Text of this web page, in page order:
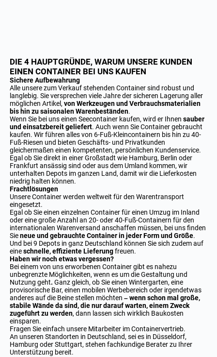
DIE 4 HAUPTGRÜNDE, WARUM UNSERE KUNDEN
EINEN CONTAINER BEI UNS KAUFEN
Sichere Aufbewahrung
Alle unsere zum Verkauf stehenden Container sind robust und
langlebig. Sie versprechen viele Jahre der sicheren Lagerung aller
möglichen Artikel, von Werkzeugen und Verbrauchsmaterialien
bis hin zu saisonalen Warenbeständen.
Wenn Sie bei uns einen Seecontainer kaufen, wird er Ihnen sauber
und einsatzbereit geliefert. Auch wenn Sie Container gebraucht
kaufen. Wir führen alles von 6-Fuß-Kleincontainern bis hin zu 40-
Fuß-Riesen und bieten Geschäfts- und Privatkunden
gleichermaßen einen kompetenten, persönlichen Kundenservice.
Egal ob Sie direkt in einer Großstadt wie Hamburg, Berlin oder
Frankfurt ansässig sind oder aus dem Umland kommen, wir
unterhalten Depots im ganzen Land, damit wir die Lieferkosten
niedrig halten können.
Frachtlösungen
Unsere Container werden weltweit für den Warentransport
eingesetzt.
Egal ob Sie einen einzelnen Container für einen Umzug im Inland
oder eine große Anzahl an 20- oder 40-Fuß-Containern für den
internationalen Warenversand anschaffen müssen, bei uns finden
Sieneue und gebrauchte Container in jeder Form und Größe.
Und bei 9 Depots in ganz Deutschland können Sie sich zudem auf
eineschnelle, effiziente Lieferungfreuen.
Haben wir noch etwas vergessen?
Bei einem von uns erworbenen Container gibt es nahezu
unbegrenzte Möglichkeiten, wenn es um die Gestaltung und
Nutzung geht. Ganz gleich, ob Sie einen Wintergarten, eine
provisorische Bar, einen mobilen Werbebereich oder irgendetwas
anderes auf die Beine stellen möchten – wenn schon mal große,
stabile Wände da sind, die nur darauf warten, einem Zweck
zugeführt zu werden, dann lassen sich wirklich Baukosten
einsparen.
Fragen Sie einfach unsere Mitarbeiter im Containervertrieb.
An unseren Standorten in Deutschland, sei es in Düsseldorf,
Hamburg oder Stuttgart, stehen fachkundige Berater zu Ihrer
Unterstützung bereit.